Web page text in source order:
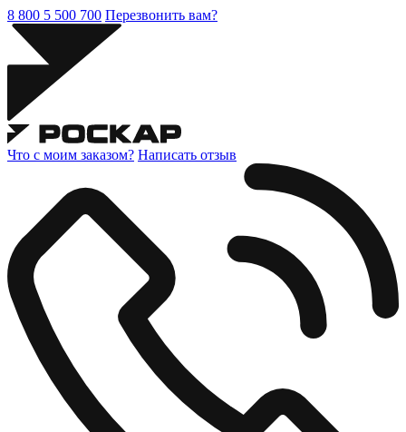
8 800 5 500 700 Перезвонить вам?
Что с моим заказом? Написать отзыв